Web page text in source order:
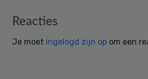
Reader
Reacties
Je moet ingelogd zijn op om een